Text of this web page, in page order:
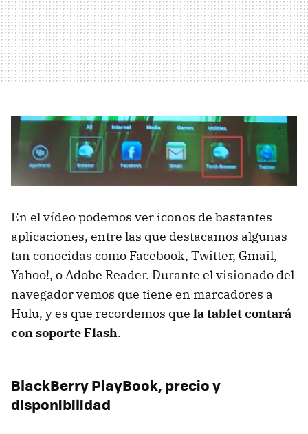
En el vídeo podemos ver iconos de bastantes
aplicaciones, entre las que destacamos algunas
tan conocidas como Facebook, Twitter, Gmail,
Yahoo!, o Adobe Reader. Durante el visionado del
navegador vemos que tiene en marcadores a
Hulu, y es que recordemos que la tablet contará
con soporte Flash.
BlackBerry PlayBook, precio y
disponibilidad